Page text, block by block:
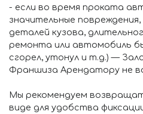
- если во время проката
значительные
деталей кузова,
ремонта или автомобиль
сгорел, утонул и т.д.) —
Франшиза Арендатору не
Мы рекомендуем
виде для удобства